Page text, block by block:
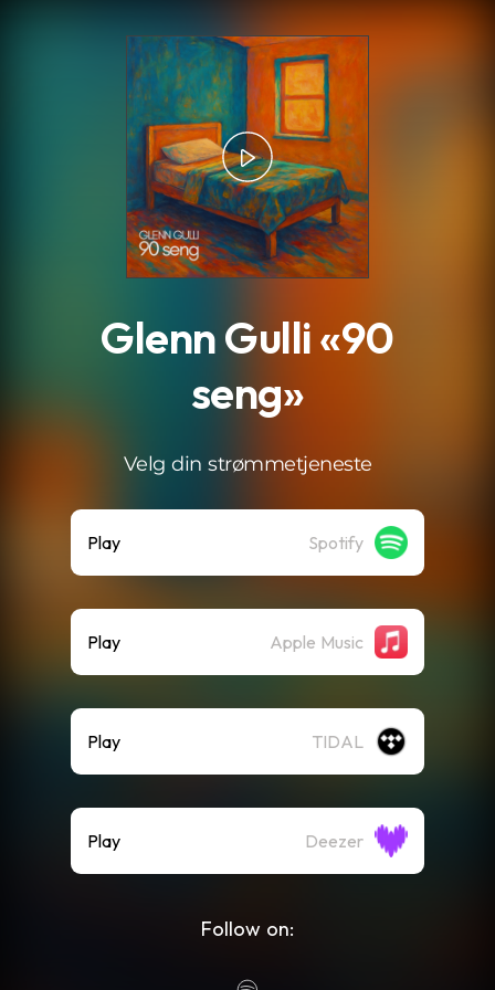
Glenn Gulli «90
seng»
Velg din strømmetjeneste
Play Spotify
Play Apple Music
Play TIDAL
Play Deezer
Follow on: